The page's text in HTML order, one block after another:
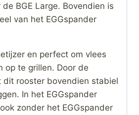
BGE Large. Bovendien is
van het EGGspander
en perfect om vlees
op te grillen. Door de
dit rooster bovendien stabiel
In het EGGspander
zonder het EGGspander